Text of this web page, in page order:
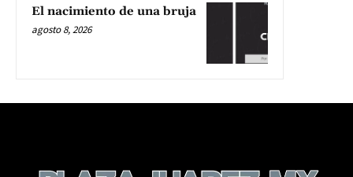
El nacimiento de una bruja
agosto 8, 2026